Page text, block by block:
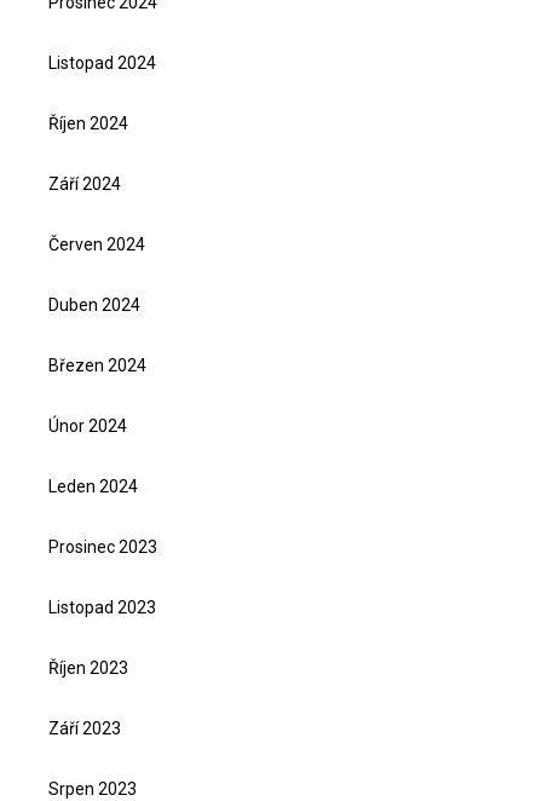
Listopad 2024
Říjen 2024
Září 2024
Červen 2024
Duben 2024
Březen 2024
Únor 2024
Leden 2024
Prosinec 2023
Listopad 2023
Říjen 2023
Září 2023
Srpen 2023